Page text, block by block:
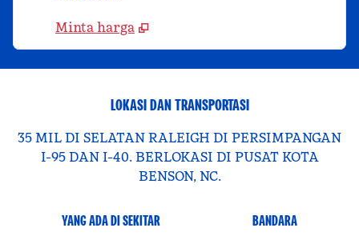
Minta harga
LOKASI DAN TRANSPORTASI
35 MIL DI SELATAN RALEIGH DI PERSIMPANGAN
I-95 DAN I-40. BERLOKASI DI PUSAT KOTA
BENSON, NC.
YANG ADA DI SEKITAR BANDARA